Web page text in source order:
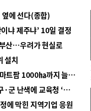
에 선다(종합)
냐 제주냐’ 10일 결정
산…우려가 현실로
설치
■ 경남 농정 비전 ‘잘 사는 농촌’…스마트팜 1000㏊까지 늘린다
■ 교육혁신선도지 공모 코앞인데…구·군 난색에 교육청 ‘쩔쩔’
에 막힌 지역기업 응원